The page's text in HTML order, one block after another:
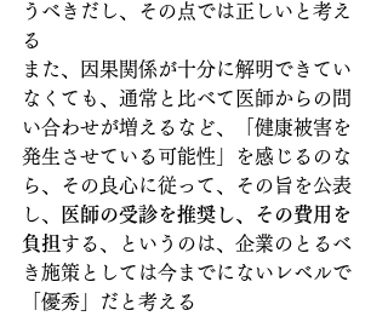
うべきだし、その点では正しいと考え
る
また、因果関係が十分に解明できてい
なくても、通常と比べて医師からの問
い合わせが増えるなど、「健康被害を
発生させている可能性」を感じるのな
ら、その良心に従って、その旨を公表
し、
医師の受診を推奨し、その費用を
負担 する、というのは、企業のとるべ
き施策としては今までにないレベルで
「優秀」だと考える